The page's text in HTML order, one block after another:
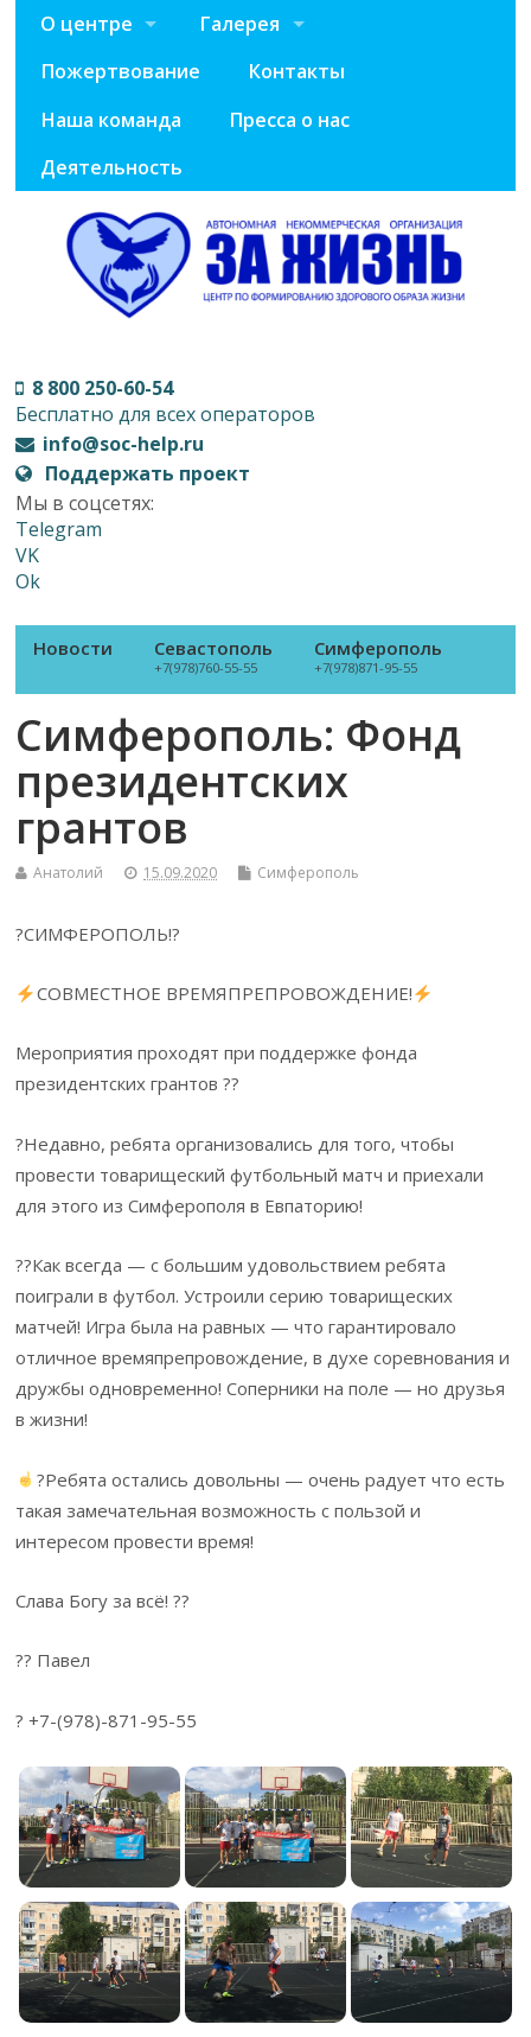
О центре
Галерея
Пожертвование
Контакты
Наша команда
Пресса о нас
Деятельность
8 800 250-60-54
Бесплатно для всех операторов
info@soc-help.ru
Поддержать проект
Мы в соцсетях:
Telegram
VK
Ok
Новости Севастополь
+7(978)760-55-55
Симферополь
+7(978)871-95-55
Симферополь: Фонд
президентских
грантов
Анатолий 15.09.2020 Симферополь
?СИМФЕРОПОЛЬ!?
СОВМЕСТНОЕ ВРЕМЯПРЕПРОВОЖДЕНИЕ!
Мероприятия проходят при поддержке фонда
президентских грантов ??
?Недавно, ребята организовались для того, чтобы
провести товарищеский футбольный матч и приехали
для этого из Симферополя в Евпаторию!
??Как всегда — с большим удовольствием ребята
поиграли в футбол. Устроили серию товарищеских
матчей! Игра была на равных — что гарантировало
отличное времяпрепровождение, в духе соревнования и
дружбы одновременно! Соперники на поле — но друзья
в жизни!
?Ребята остались довольны — очень радует что есть
такая замечательная возможность с пользой и
интересом провести время!
Слава Богу за всё! ??
?? Павел
? +7-(978)-871-95-55